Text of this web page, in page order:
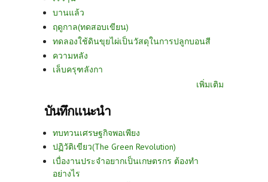
บานแล้ว
ฤดูกาล(ทดสอบเขียน)
ทดลองใช้ดินขุยไผ่เป็นวัสดุในการปลูกบอนสี
ความหลัง
เล็บครุฑลังกา
เพิ่มเติม
บันทึกแนะนำ
ทบทวนเศรษฐกิจพอเพียง
ปฏิวัติเขียว(The Green Revolution)
เบื่องานประจำอยากเป็นเกษตรกร ต้องทำ
อย่างไร